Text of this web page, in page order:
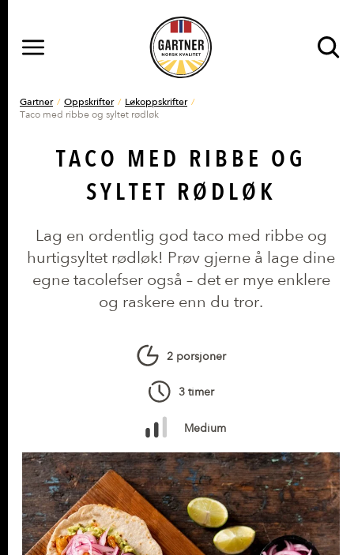
DU ER HER
Gartner Oppskrifter
Løkoppskrifter
Taco med ribbe og syltet rødløk
TACO MED RIBBE OG
SYLTET RØDLØK
Lag en ordentlig god taco med ribbe og
hurtigsyltet rødløk! Prøv gjerne å lage dine
egne tacolefser også – det er mye enklere
og raskere enn du tror.
2 porsjoner
3 timer
Medium